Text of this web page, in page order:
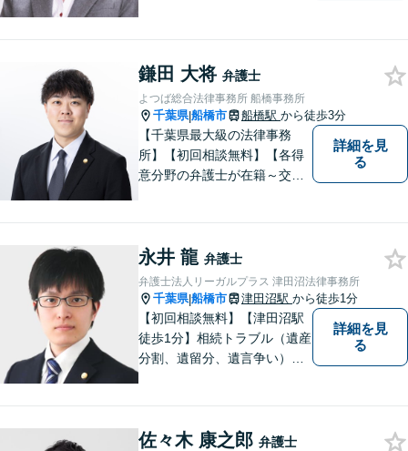
鎌田 大将 弁護士
よつば総合法律事務所 船橋事務所
千葉県|船橋市 船橋駅 から徒歩3分
【千葉県最大級の法律事務
所】【初回相談無料】【各得
意分野の弁護士が在籍～交通
詳細を見
る
永井 龍 弁護士
弁護士法人リーガルプラス 津田沼法律事務所
千葉県|船橋市 津田沼駅 から徒歩1分
【初回相談無料】【津田沼駅
徒歩1分】相続トラブル（遺産
分割、遺留分、遺言争い）、
詳細を見
る
佐々木 康之郎 弁護士